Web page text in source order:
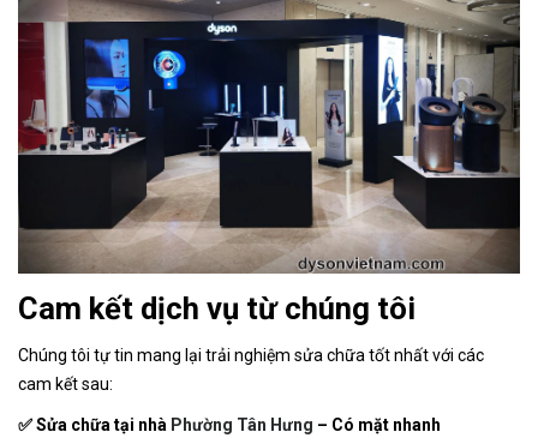
Cam kết dịch vụ từ chúng tôi
Chúng tôi tự tin mang lại trải nghiệm sửa chữa tốt nhất với các
cam kết sau:
✅ Sửa chữa tại nhà Phường Tân Hưng – Có mặt nhanh